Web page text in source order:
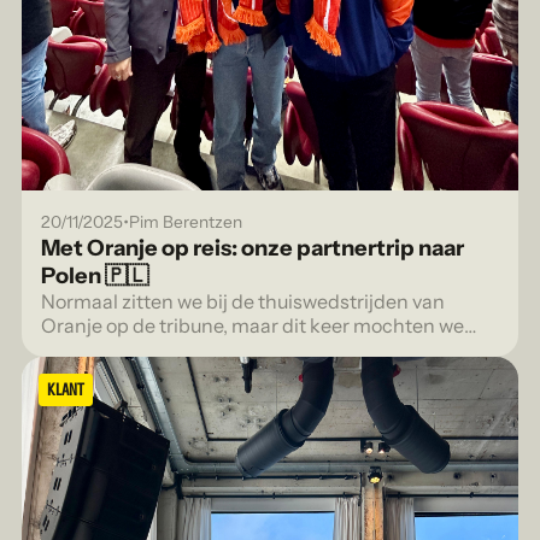
20/11/2025•Pim Berentzen
Met Oranje op reis: onze partnertrip naar
Polen 🇵🇱
Normaal zitten we bij de thuiswedstrijden van
Oranje op de tribune, maar dit keer mochten we
KLANT